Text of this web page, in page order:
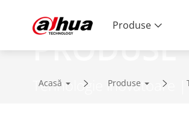
Produse
PRODUSE
Tehnologie inovatoare
Acasă Produse